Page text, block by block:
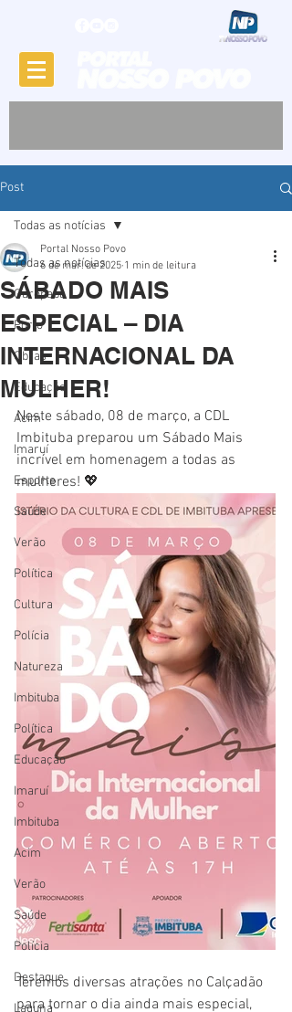
Post
Todas as notícias
Garopaba
Porto
Obras
Educação
Acim
Imaruí
Esporte
Saúde
Verão
Política
Cultura
Polícia
Natureza
Imbituba
Política
Educação
Imaruí
Imbituba
Acim
Verão
Saúde
Polícia
Destaque
Laguna
Todas as notícias
SÁBADO MAIS
ESPECIAL – DIA
INTERNACIONAL DA
MULHER!
Portal Nosso Povo
6 de mar. de 2025 1 min de leitura
Neste sábado, 08 de março, a CDL
Imbituba preparou um Sábado Mais
incrível em homenagem a todas as
mulheres! 💖
Teremos diversas atrações no Calçadão
para tornar o dia ainda mais especial,